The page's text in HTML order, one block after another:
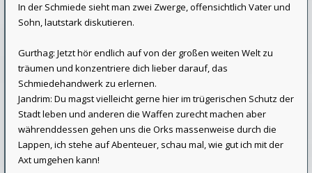
In der Schmiede sieht man zwei Zwerge, offensichtlich Vater und
Sohn, lautstark diskutieren.
Gurthag: Jetzt hör endlich auf von der großen weiten Welt zu
träumen und konzentriere dich lieber darauf, das
Schmiedehandwerk zu erlernen.
Jandrim: Du magst vielleicht gerne hier im trügerischen Schutz der
Stadt leben und anderen die Waffen zurecht machen aber
währenddessen gehen uns die Orks massenweise durch die
Lappen, ich stehe auf Abenteuer, schau mal, wie gut ich mit der
Axt umgehen kann!